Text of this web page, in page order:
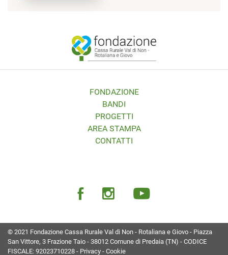
FONDAZIONE
BANDI
PROGETTI
AREA STAMPA
CONTATTI
© 2021 Fondazione Cassa Rurale Val di Non - Rotaliana e Giovo - Piazza
San Vittore, 3 Frazione Taio - 38012 Comune di Predaia (TN) - CODICE
FISCALE: 92023710228 - Privacy - Cookie